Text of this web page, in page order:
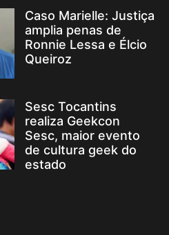
Caso Marielle: Justiça
amplia penas de
Ronnie Lessa e Élcio
Queiroz
Sesc Tocantins
realiza Geekcon
Sesc, maior evento
de cultura geek do
estado